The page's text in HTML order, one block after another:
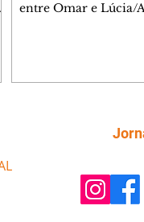
entre Omar e Lúcia/
comentam sobre a
tungstênio na